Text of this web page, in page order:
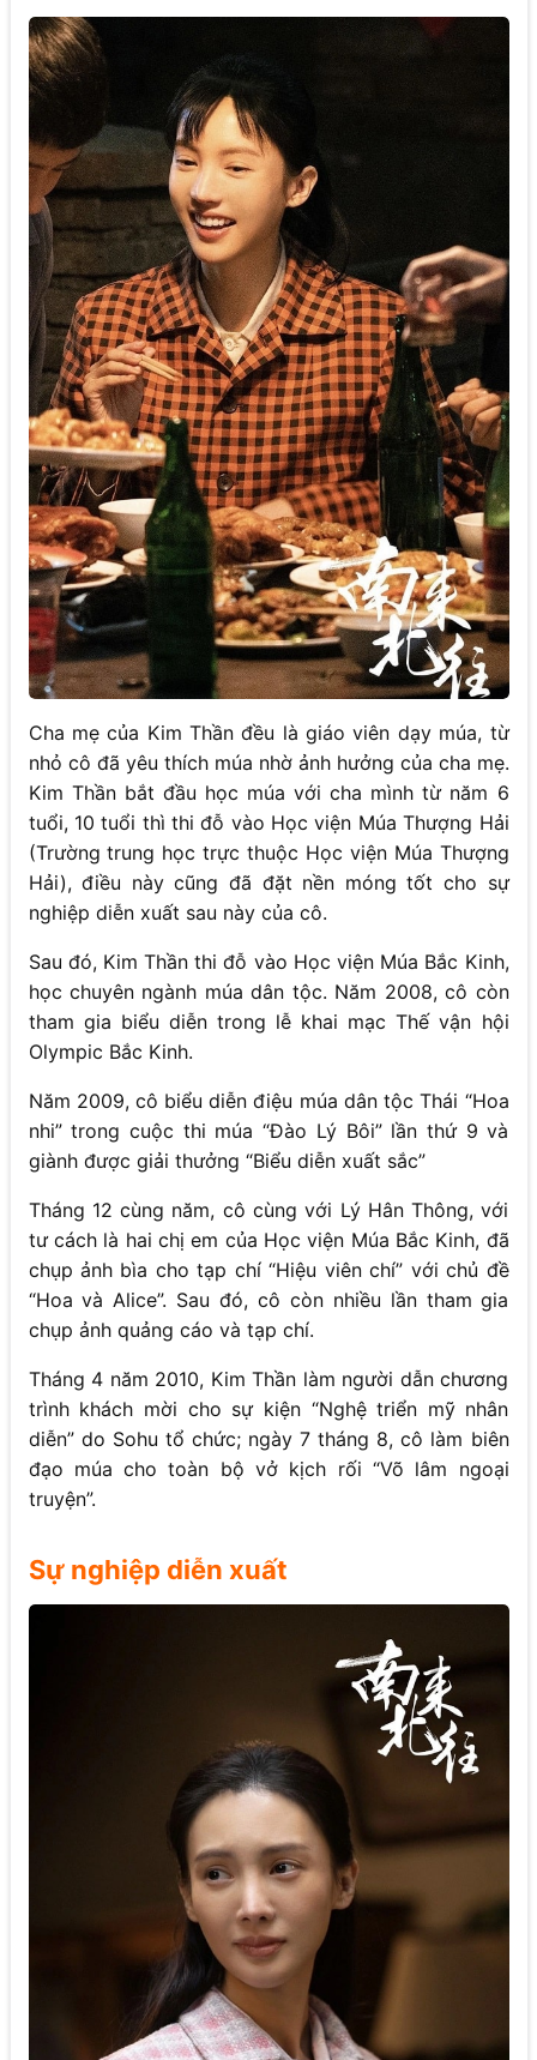
Cha mẹ của Kim Thần đều là giáo viên dạy múa, từ
nhỏ cô đã yêu thích múa nhờ ảnh hưởng của cha mẹ.
Kim Thần bắt đầu học múa với cha mình từ năm 6
tuổi, 10 tuổi thì thi đỗ vào Học viện Múa Thượng Hải
(Trường trung học trực thuộc Học viện Múa Thượng
Hải), điều này cũng đã đặt nền móng tốt cho sự
nghiệp diễn xuất sau này của cô.
Sau đó, Kim Thần thi đỗ vào Học viện Múa Bắc Kinh,
học chuyên ngành múa dân tộc. Năm 2008, cô còn
tham gia biểu diễn trong lễ khai mạc Thế vận hội
Olympic Bắc Kinh.
Năm 2009, cô biểu diễn điệu múa dân tộc Thái “Hoa
nhi” trong cuộc thi múa “Đào Lý Bôi” lần thứ 9 và
giành được giải thưởng “Biểu diễn xuất sắc”
Tháng 12 cùng năm, cô cùng với Lý Hân Thông, với
tư cách là hai chị em của Học viện Múa Bắc Kinh, đã
chụp ảnh bìa cho tạp chí “Hiệu viên chí” với chủ đề
“Hoa và Alice”. Sau đó, cô còn nhiều lần tham gia
chụp ảnh quảng cáo và tạp chí.
Tháng 4 năm 2010, Kim Thần làm người dẫn chương
trình khách mời cho sự kiện “Nghệ triển mỹ nhân
diễn” do Sohu tổ chức; ngày 7 tháng 8, cô làm biên
đạo múa cho toàn bộ vở kịch rối “Võ lâm ngoại
truyện”.
Sự nghiệp diễn xuất